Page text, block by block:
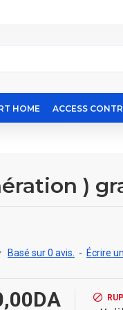
HOME ACCESS
)
Basé sur 0 avis. - Écrire